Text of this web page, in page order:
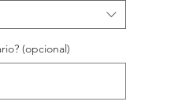
(opcional)